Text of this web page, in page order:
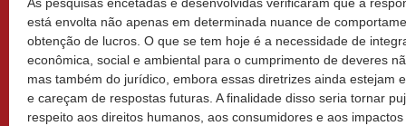
As pesquisas encetadas e desenvolvidas verificaram que a
está envolta não apenas em determinada nuance de
obtenção de lucros. O que se tem hoje é a necessidade de
econômica, social e ambiental para o cumprimento de deveres
mas também do jurídico, embora essas diretrizes ainda estejam
e careçam de respostas futuras. A finalidade disso seria tornar
respeito aos direitos humanos, aos consumidores e aos